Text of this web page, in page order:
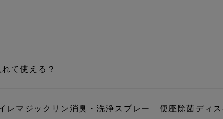
て使える？
レマジックリン消臭・洗浄スプレー 便座除菌ディス